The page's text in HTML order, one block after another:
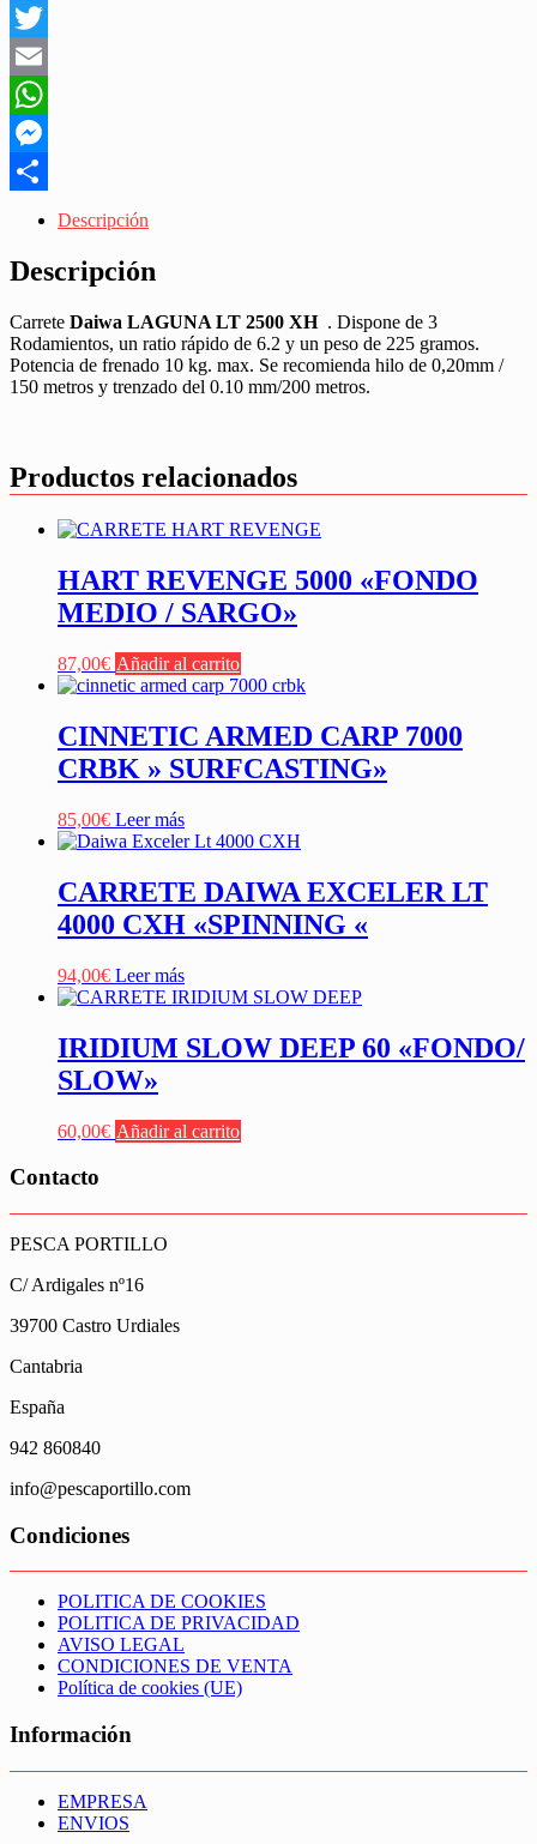
Facebook
Twitter
Email
WhatsApp
Messenger
Descripción
Descripción
Carrete Daiwa LAGUNA LT 2500 XH . Dispone de 3
Rodamientos, un ratio rápido de 6.2 y un peso de 225 gramos.
Potencia de frenado 10 kg. max. Se recomienda hilo de 0,20mm /
150 metros y trenzado del 0.10 mm/200 metros.
Productos relacionados
HART REVENGE 5000 «FONDO
MEDIO / SARGO»
87,00€ Añadir al carrito
CINNETIC ARMED CARP 7000
CRBK » SURFCASTING»
85,00€ Leer más
CARRETE DAIWA EXCELER LT
4000 CXH «SPINNING «
94,00€ Leer más
IRIDIUM SLOW DEEP 60 «FONDO/
SLOW»
60,00€ Añadir al carrito
Contacto
PESCA PORTILLO
C/ Ardigales nº16
39700 Castro Urdiales
Cantabria
España
942 860840
info@pescaportillo.com
Condiciones
POLITICA DE COOKIES
POLITICA DE PRIVACIDAD
AVISO LEGAL
CONDICIONES DE VENTA
Política de cookies (UE)
Información
EMPRESA
ENVIOS